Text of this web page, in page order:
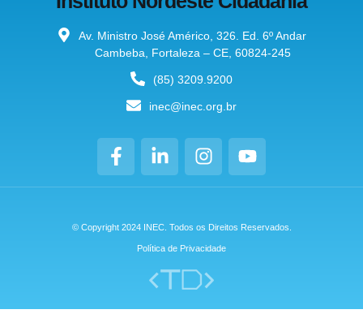
Av. Ministro José Américo, 326. Ed. 6º Andar
Cambeba, Fortaleza – CE, 60824-245
(85) 3209.9200
inec@inec.org.br
© Copyright 2024 INEC. Todos os Direitos Reservados.
Política de Privacidade